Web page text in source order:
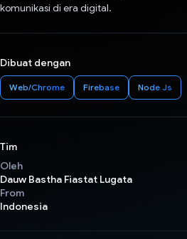
komunikasi di era digital.
Dibuat dengan
Web/Chrome Firebase Node Js
Tim
Oleh
Dauw Bastha Fiastat Lugata
From
Indonesia